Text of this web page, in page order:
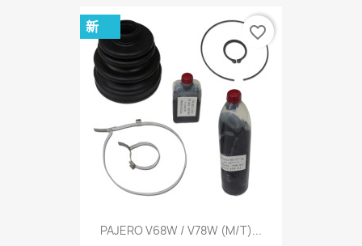
PAJERO V68W / V78W (M/T)...
新 favorite_border